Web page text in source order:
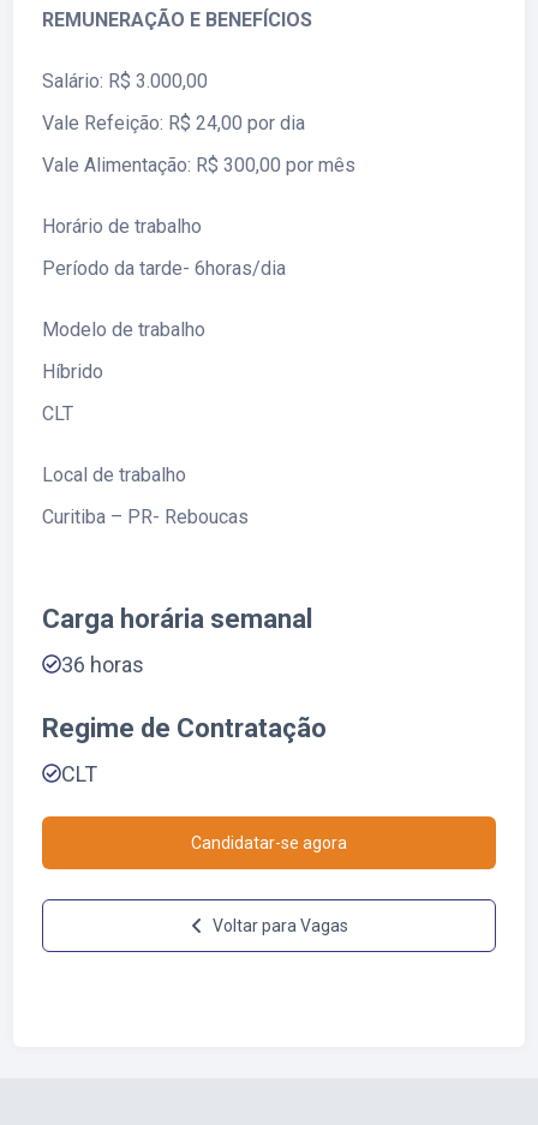
REMUNERAÇÃO E BENEFÍCIOS
Salário: R$ 3.000,00
Vale Refeição: R$ 24,00 por dia
Vale Alimentação: R$ 300,00 por mês
Horário de trabalho
Período da tarde- 6horas/dia
Modelo de trabalho
Híbrido
CLT
Local de trabalho
Curitiba – PR- Reboucas
Carga horária semanal
36 horas
Regime de Contratação
CLT
Candidatar-se agora
Voltar para Vagas